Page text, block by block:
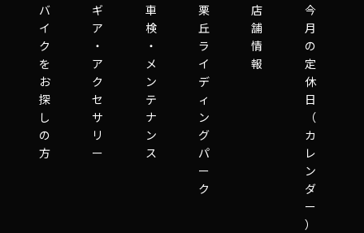
バ
イ
ク
を
お
探
し
の
方
ギ
ア
・
ア
ク
セ
サ
リ
ー
車
検
・
メ
ン
テ
ナ
ン
ス
栗
丘
ラ
イ
デ
ィ
ン
グ
パ
ー
ク
店
舗
情
報
今
月
の
定
休
日
（
カ
レ
ン
ダ
ー
）